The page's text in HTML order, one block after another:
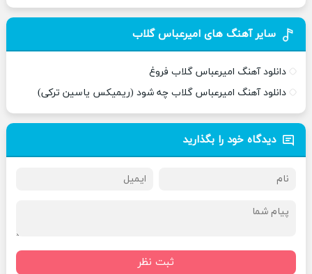
سایر آهنگ های امیرعباس گلاب
دانلود آهنگ امیرعباس گلاب فروغ
دانلود آهنگ امیرعباس گلاب چه شود (ریمیکس یاسین ترکی)
دیدگاه خود را بگذارید
ثبت نظر